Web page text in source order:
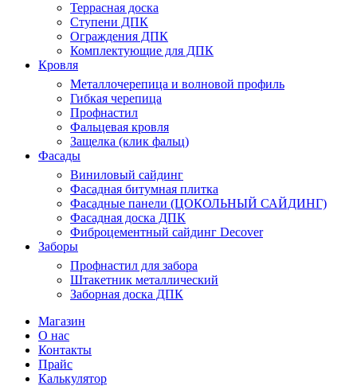
Террасная доска
Ступени ДПК
Ограждения ДПК
Комплектующие для ДПК
Кровля
Металлочерепица и волновой профиль
Гибкая черепица
Профнастил
Фальцевая кровля
Защелка (клик фальц)
Фасады
Виниловый сайдинг
Фасадная битумная плитка
Фасадные панели (ЦОКОЛЬНЫЙ САЙДИНГ)
Фасадная доска ДПК
Фиброцементный сайдинг Decover
Заборы
Профнастил для забора
Штакетник металлический
Заборная доска ДПК
Магазин
О нас
Контакты
Прайс
Калькулятор